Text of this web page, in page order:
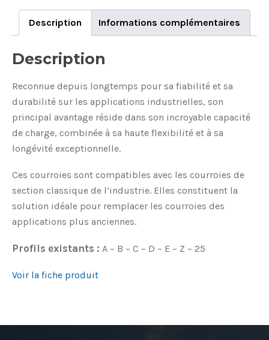
Description Informations complémentaires
Description
Reconnue depuis longtemps pour sa fiabilité et sa
durabilité sur les applications industrielles, son
principal avantage réside dans son incroyable capacité
de charge, combinée à sa haute flexibilité et à sa
longévité exceptionnelle.
Ces courroies sont compatibles avec les courroies de
section classique de l’industrie. Elles constituent la
solution idéale pour remplacer les courroies des
applications plus anciennes.
Profils existants : A – B – C – D – E – Z – 25
Voir la fiche produit